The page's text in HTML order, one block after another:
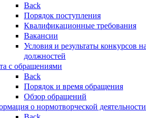
Back
Порядок поступления
Квалификационные требования
Вакансии
Условия и результаты конкурсов
должностей
с обращениями
Back
Порядок и время обращения
Обзор обращений
о нормотворческой деятельности